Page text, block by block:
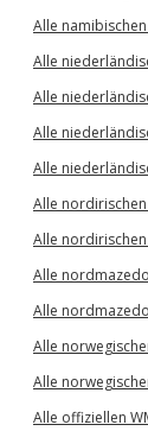
Alle
Alle
Alle
Alle
Alle
Alle
Alle
Alle
Alle
Alle
Alle
Alle offiziellen